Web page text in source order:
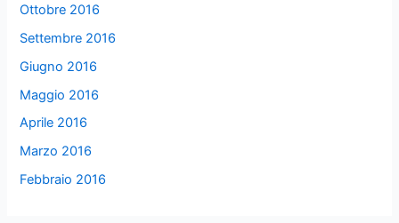
Ottobre 2016
Settembre 2016
Giugno 2016
Maggio 2016
Aprile 2016
Marzo 2016
Febbraio 2016